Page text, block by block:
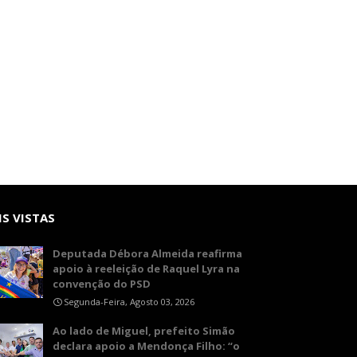
VISTAS
Deputada Débora Almeida reafirma
apoio à reeleição de Raquel Lyra na
convenção do PSD
Segunda-Feira, Agosto 03, 2026
Ao lado de Miguel, prefeito Simão
declara apoio a Mendonça Filho: “o